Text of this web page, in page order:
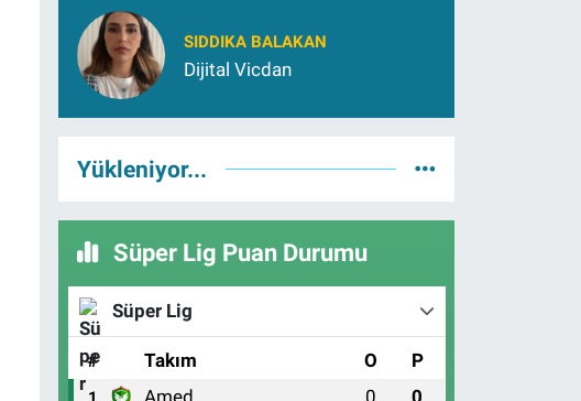
SIDDIKA BALAKAN
Dijital Vicdan
Yükleniyor...
Süper Lig Puan Durumu
Süper Lig
# Takım O P